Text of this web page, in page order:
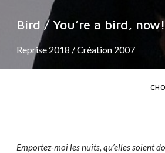
Bird / You’re a bird, now!
Reprise 2018 / Création 2007
Emportez-moi les nuits, qu’elles soient